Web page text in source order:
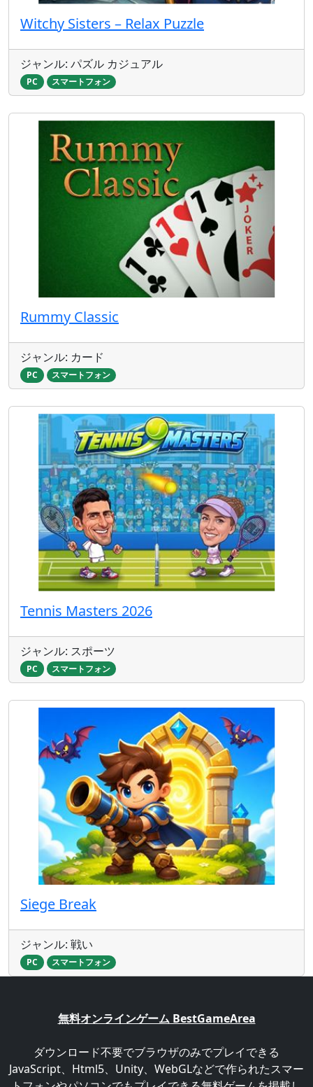
Witchy Sisters – Relax Puzzle
ジャンル: パズル カジュアル
PC スマートフォン
Rummy Classic
ジャンル: カード
PC スマートフォン
Tennis Masters 2026
ジャンル: スポーツ
PC スマートフォン
Siege Break
ジャンル: 戦い
PC スマートフォン
無料オンラインゲーム BestGameArea
ダウンロード不要でブラウザのみでプレイできる
JavaScript、Html5、Unity、WebGLなどで作られたスマー